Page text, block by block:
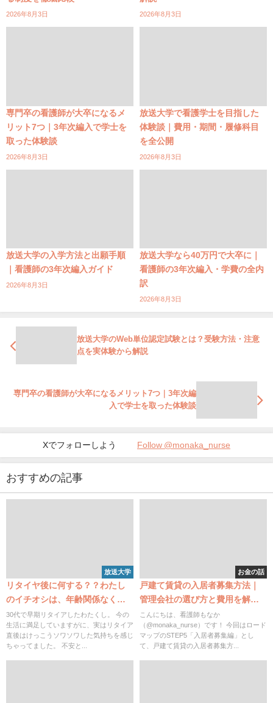
2026年8月3日 2026年8月3日
専門卒の看護師が大卒になるメ
リット7つ｜3年次編入で学士を
取った体験談
2026年8月3日
放送大学で看護学士を目指した
体験談｜費用・期間・履修科目
を全公開
2026年8月3日
放送大学の入学方法と出願手順
｜看護師の3年次編入ガイド
2026年8月3日
放送大学なら40万円で大卒に｜
看護師の3年次編入・学費の全内
訳
2026年8月3日
放送大学のWeb単位認定試験とは？受験方法・注意
点を実体験から解説
専門卒の看護師が大卒になるメリット7つ｜3年次編
入で学士を取った体験談
Xでフォローしよう Follow @monaka_nurse
おすすめの記事
放送大学
リタイヤ後に何する？？わたし
のイチオシは、年齢関係なく放
送大学です！
30代で早期リタイアしたわたくし。 今の
生活に満足していますがに、実はリタイア
直後はけっこうソワソワした気持ちを感じ
ちゃってました。 不安と...
お金の話
戸建て賃貸の入居者募集方法｜
管理会社の選び方と費用を解説
【STEP5】
こんにちは、看護師もなか
（@monaka_nurse）です！ 今回はロード
マップのSTEP5「入居者募集編」とし
て、戸建て賃貸の入居者募集方...